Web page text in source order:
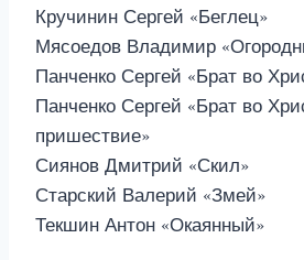
Кручинин Сергей «Беглец»
Мясоедов Владимир
Панченко Сергей «Брат во
Панченко Сергей «Брат во
пришествие»
Сиянов Дмитрий «Скил»
Старский Валерий «Змей»
Текшин Антон «Окаянный»